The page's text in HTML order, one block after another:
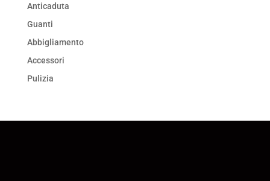
Anticaduta
Guanti
Abbigliamento
Accessori
Pulizia